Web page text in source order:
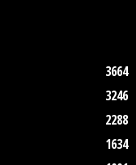
3664
3246
2288
1634